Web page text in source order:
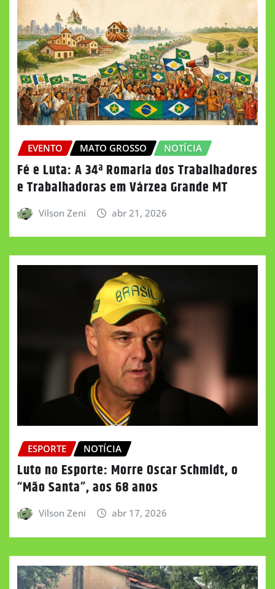
EVENTO MATO GROSSO NOTÍCIA
Fé e Luta: A 34ª Romaria dos Trabalhadores
e Trabalhadoras em Várzea Grande MT
Vilson Zeni abr 21, 2026
ESPORTE NOTÍCIA
Luto no Esporte: Morre Oscar Schmidt, o
“Mão Santa”, aos 68 anos
Vilson Zeni abr 17, 2026